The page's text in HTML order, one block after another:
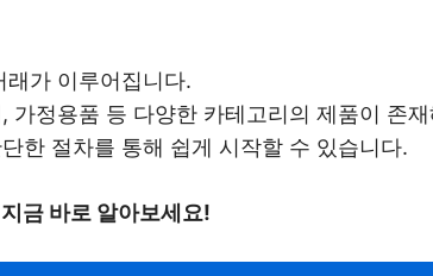
가 이루어집니다.
가정용품 등 다양한 카테고리의 제품이 존
한 절차를 통해 쉽게 시작할 수 있습니다.
금 바로 알아보세요!